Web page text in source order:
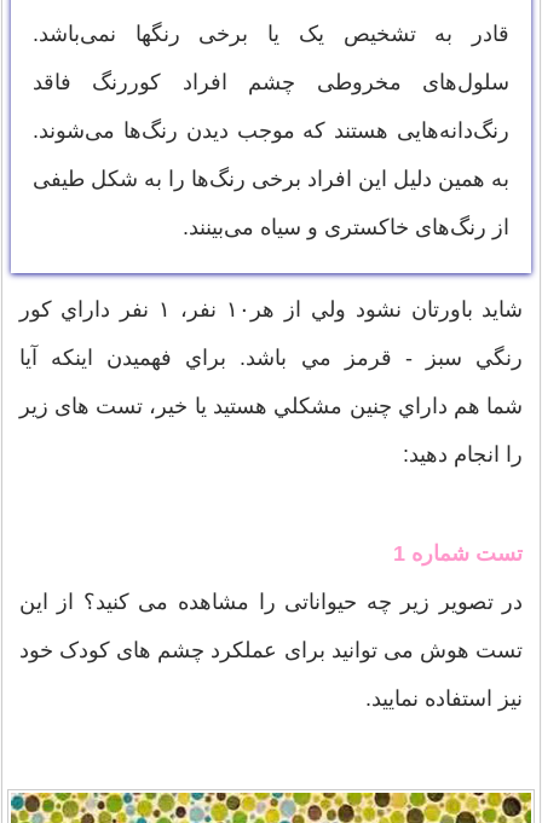
قادر به تشخیص یک یا برخی رنگها نمی‌باشد.
سلول‌های مخروطی چشم افراد کوررنگ فاقد
رنگ‌دانه‌هایی هستند که موجب دیدن رنگ‌ها می‌شوند.
به همین دلیل این افراد برخی رنگ‌ها را به شکل طیفی
از رنگ‌های خاکستری و سیاه می‌بینند.
شايد باورتان نشود ولي از هر۱۰ نفر، ۱ نفر داراي کور
رنگي سبز - قرمز مي باشد. براي فهميدن اينکه آيا
شما هم داراي چنين مشکلي هستيد يا خير، تست های زیر
را انجام دهید:
تست شماره 1
در تصویر زیر چه حیواناتی را مشاهده می کنید؟ از این
تست هوش می توانید برای عملکرد چشم های کودک خود
نیز استفاده نمایید.